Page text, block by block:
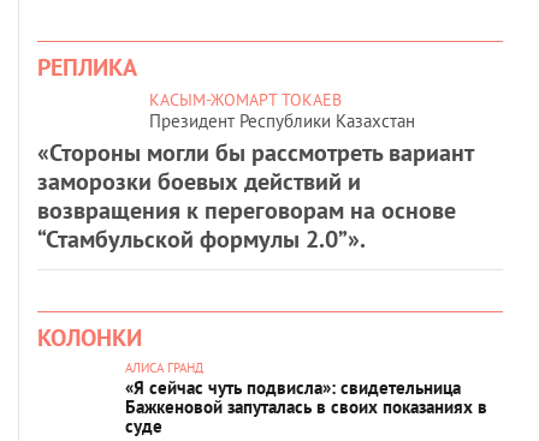
РЕПЛИКА
КАСЫМ-ЖОМАРТ ТОКАЕВ
Президент Республики Казахстан
«Стороны могли бы рассмотреть вариант
заморозки боевых действий и
возвращения к переговорам на основе
“Стамбульской формулы 2.0”».
КОЛОНКИ
АЛИСА ГРАНД
«Я сейчас чуть подвисла»: свидетельница
Бажкеновой запуталась в своих показаниях в
суде